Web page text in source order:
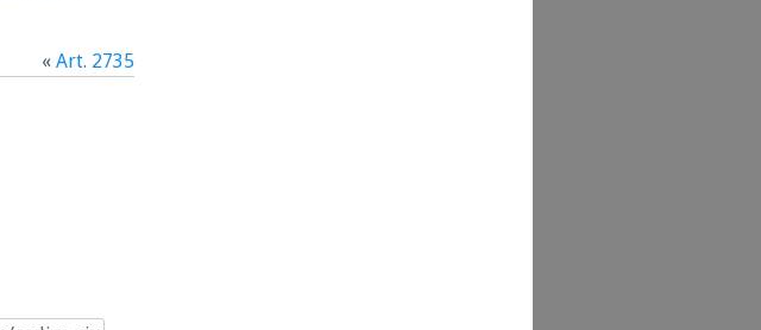
« Art. 2735